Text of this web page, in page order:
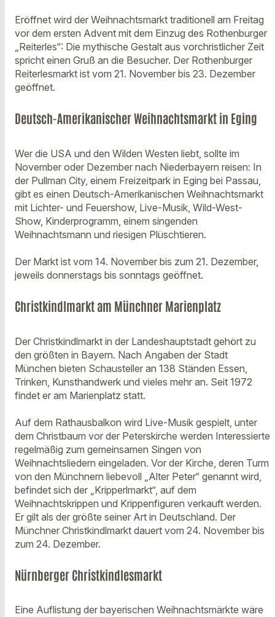
Eröffnet wird der Weihnachtsmarkt traditionell am Freitag
vor dem ersten Advent mit dem Einzug des Rothenburger
„Reiterles“: Die mythische Gestalt aus vorchristlicher Zeit
spricht einen Gruß an die Besucher. Der Rothenburger
Reiterlesmarkt ist vom 21. November bis 23. Dezember
geöffnet.
Deutsch-Amerikanischer Weihnachtsmarkt in Eging
Wer die USA und den Wilden Westen liebt, sollte im
November oder Dezember nach Niederbayern reisen: In
der Pullman City, einem Freizeitpark in Eging bei Passau,
gibt es einen Deutsch-Amerikanischen Weihnachtsmarkt
mit Lichter- und Feuershow, Live-Musik, Wild-West-
Show, Kinderprogramm, einem singenden
Weihnachtsmann und riesigen Plüschtieren.
Der Markt ist vom 14. November bis zum 21. Dezember,
jeweils donnerstags bis sonntags geöffnet.
Christkindlmarkt am Münchner Marienplatz
Der Christkindlmarkt in der Landeshauptstadt gehört zu
den größten in Bayern. Nach Angaben der Stadt
München bieten Schausteller an 138 Ständen Essen,
Trinken, Kunsthandwerk und vieles mehr an. Seit 1972
findet er am Marienplatz statt.
Auf dem Rathausbalkon wird Live-Musik gespielt, unter
dem Christbaum vor der Peterskirche werden Interessierte
regelmäßig zum gemeinsamen Singen von
Weihnachtsliedern eingeladen. Vor der Kirche, deren Turm
von den Münchnern liebevoll „Alter Peter“ genannt wird,
befindet sich der „Kripperlmarkt“, auf dem
Weihnachtskrippen und Krippenfiguren verkauft werden.
Er gilt als der größte seiner Art in Deutschland. Der
Münchner Christkindlmarkt dauert vom 24. November bis
zum 24. Dezember.
Nürnberger Christkindlesmarkt
Eine Auflistung der bayerischen Weihnachtsmärkte wäre